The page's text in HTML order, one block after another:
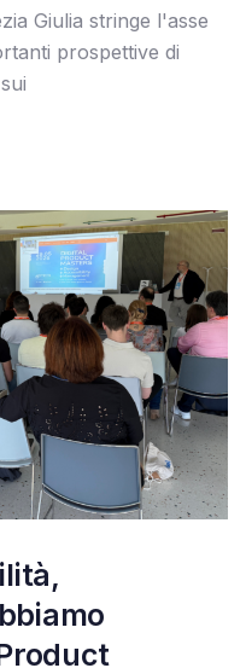
Giulia stringe l'asse
prospettive di